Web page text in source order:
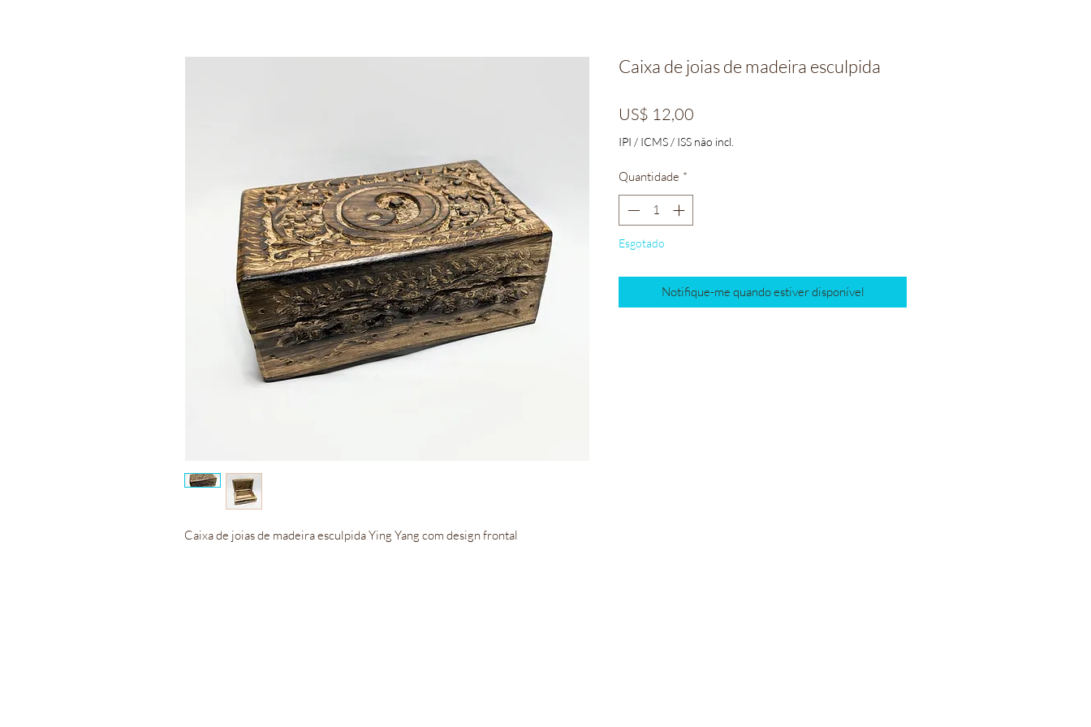
Caixa de joias de madeira esculpida Ying Yang com design frontal
Caixa de joias de madeira esculpida
US$ 12,00
IPI / ICMS / ISS não incl.
Quantidade *
Esgotado
Notifique-me quando estiver disponível